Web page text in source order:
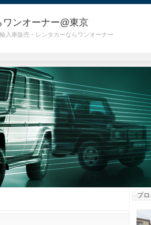
ンオーナー@東京
車販売・レンタカーならワンオーナー
プ